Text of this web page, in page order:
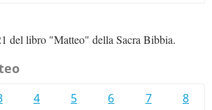
del libro "Matteo" della Sacra Bibbia.
4 5 6 7
8